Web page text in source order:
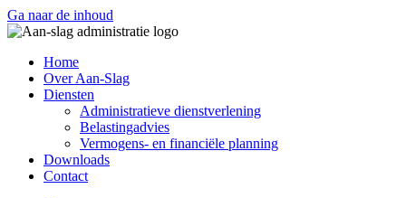
Ga naar de inhoud
Home
Over Aan-Slag
Diensten
Administratieve dienstverlening
Belastingadvies
Vermogens- en financiële planning
Downloads
Contact